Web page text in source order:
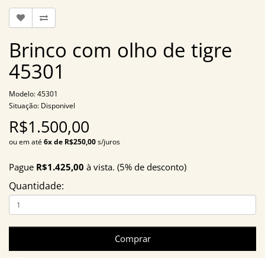
Brinco com olho de tigre
45301
Modelo: 45301
Situação: Disponivel
R$1.500,00
ou em até6x de R$250,00s/juros
Pague R$1.425,00 à vista. (5% de desconto)
Quantidade:
Comprar